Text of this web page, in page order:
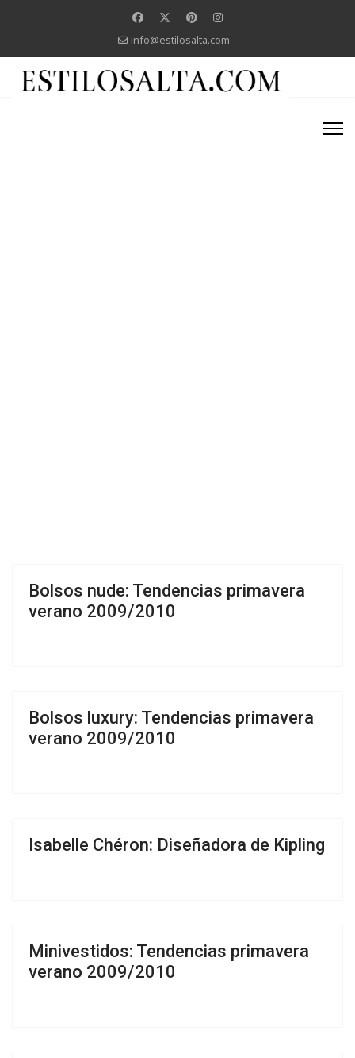
info@estilosalta.com
Bolsos nude: Tendencias primavera
verano 2009/2010
Bolsos luxury: Tendencias primavera
verano 2009/2010
Isabelle Chéron: Diseñadora de Kipling
Minivestidos: Tendencias primavera
verano 2009/2010